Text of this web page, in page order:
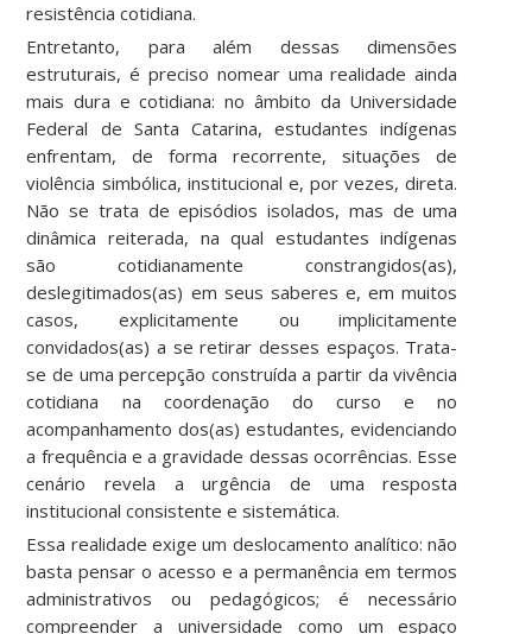
resistência cotidiana.
Entretanto, para além dessas dimensões
estruturais, é preciso nomear uma realidade ainda
mais dura e cotidiana: no âmbito da Universidade
Federal de Santa Catarina, estudantes indígenas
enfrentam, de forma recorrente, situações de
violência simbólica, institucional e, por vezes, direta.
Não se trata de episódios isolados, mas de uma
dinâmica reiterada, na qual estudantes indígenas
são cotidianamente constrangidos(as),
deslegitimados(as) em seus saberes e, em muitos
casos, explicitamente ou implicitamente
convidados(as) a se retirar desses espaços. Trata-
se de uma percepção construída a partir da vivência
cotidiana na coordenação do curso e no
acompanhamento dos(as) estudantes, evidenciando
a frequência e a gravidade dessas ocorrências. Esse
cenário revela a urgência de uma resposta
institucional consistente e sistemática.
Essa realidade exige um deslocamento analítico: não
basta pensar o acesso e a permanência em termos
administrativos ou pedagógicos; é necessário
compreender a universidade como um espaço